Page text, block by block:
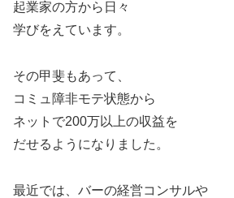
起業家の方から日々
学びをえています。
その甲斐もあって、
コミュ障非モテ状態から
ネットで200万以上の収益を
だせるようになりました。
最近では、バーの経営コンサルや